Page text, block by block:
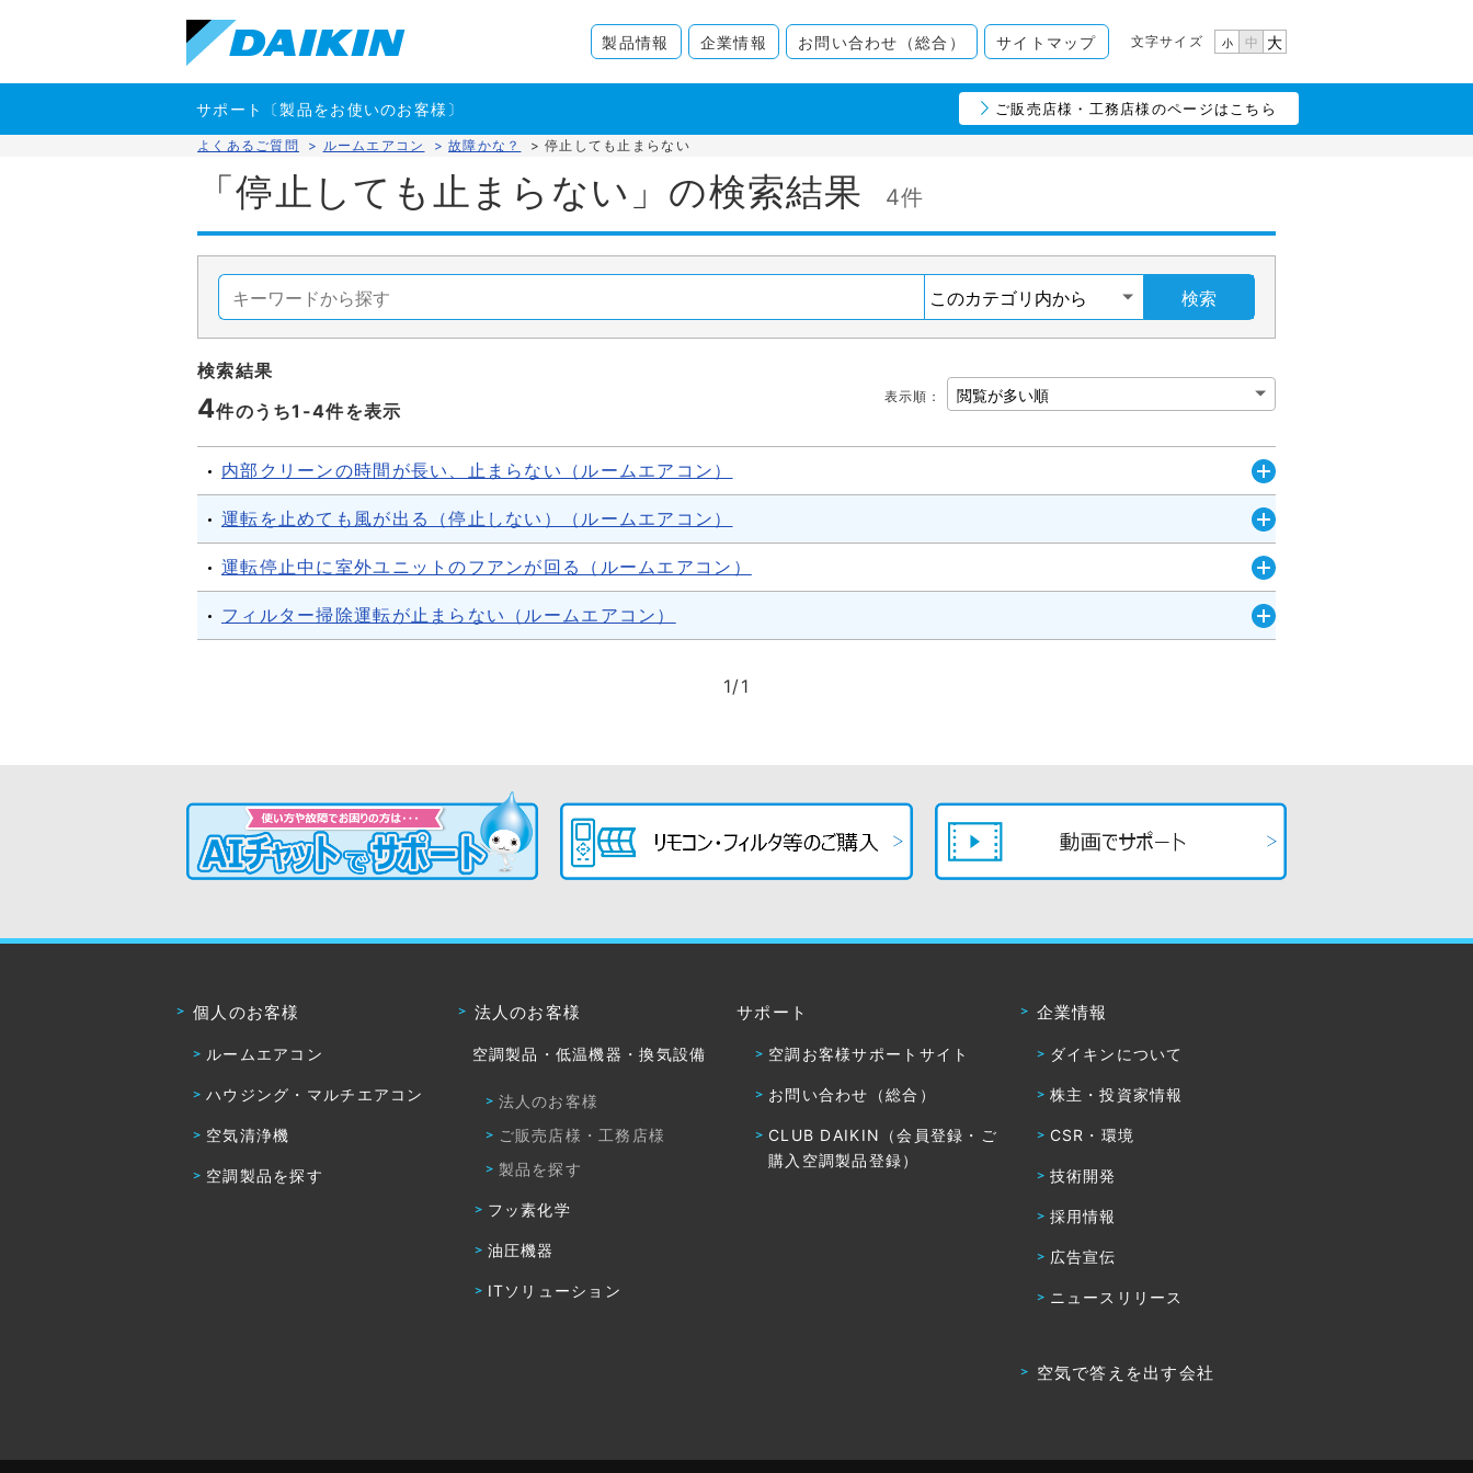
製品情報 企業情報 お問い合わせ（総合） サイトマップ 文字サイズ 小 中 大
サポート〔製品をお使いのお客様〕 ご販売店様・工務店様のページはこちら
よくあるご質問 > ルームエアコン > 故障かな？ > 停止しても止まらない
「停止しても止まらない」の検索結果 4件
検索
検索結果
4件のうち1-4件を表示
表示順 ：
内部クリーンの時間が長い、止まらない（ルームエアコン）
開
く
運転を止めても風が出る（停止しない）（ルームエアコン）
開
く
運転停止中に室外ユニットのフアンが回る（ルームエアコン）
開
く
フィルター掃除運転が止まらない（ルームエアコン）
開
1/1
個人のお客様
ルームエアコン
ハウジング・マルチエアコン
空気清浄機
空調製品を探す
法人のお客様
空調製品・低温機器・換気設備
法人のお客様
ご販売店様・工務店様
製品を探す
フッ素化学
油圧機器
ITソリューション
サポート
空調お客様サポートサイト
お問い合わせ（総合）
CLUB DAIKIN（会員登録・ご
購入空調製品登録）
企業情報
ダイキンについて
株主・投資家情報
CSR・環境
技術開発
採用情報
広告宣伝
ニュースリリース
空気で答えを出す会社